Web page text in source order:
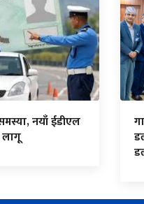
नयाँ ईडीएल